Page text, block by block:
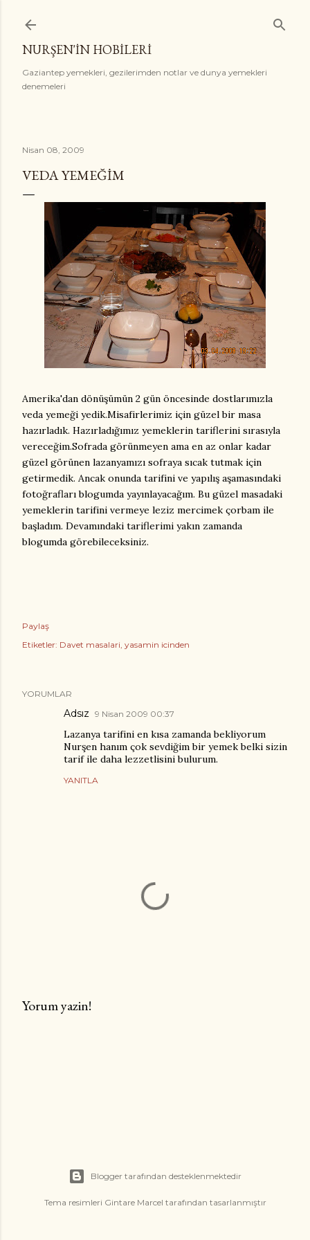
NURŞEN'İN HOBİLERİ
Gaziantep yemekleri, gezilerimden notlar ve dunya yemekleri
denemeleri
Nisan 08, 2009
VEDA YEMEĞIM
Amerika'dan dönüşümün 2 gün öncesinde dostlarımızla
veda yemeği yedik.Misafirlerimiz için güzel bir masa
hazırladık. Hazırladığımız yemeklerin tariflerini sırasıyla
vereceğim.Sofrada görünmeyen ama en az onlar kadar
güzel görünen lazanyamızı sofraya sıcak tutmak için
getirmedik. Ancak onunda tarifini ve yapılış aşamasındaki
fotoğrafları blogumda yayınlayacağım. Bu güzel masadaki
yemeklerin tarifini vermeye leziz mercimek çorbam ile
başladım. Devamındaki tariflerimi yakın zamanda
blogumda görebileceksiniz.
Paylaş
Etiketler: Davet masalari yasamin icinden
YORUMLAR
Adsız 9 Nisan 2009 00:37
Lazanya tarifini en kısa zamanda bekliyorum
Nurşen hanım çok sevdiğim bir yemek belki sizin
tarif ile daha lezzetlisini bulurum.
YANITLA
Yorum yazin!
Blogger tarafından desteklenmektedir
Tema resimleri Gintare Marcel tarafından tasarlanmıştır